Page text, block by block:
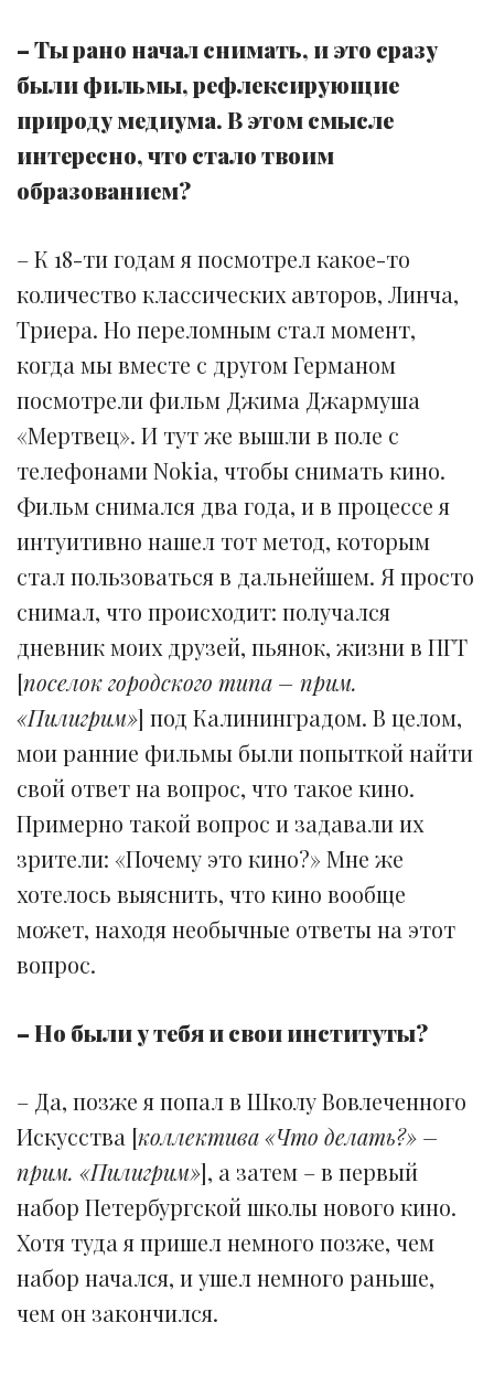
– Ты рано начал снимать, и это сразу
были фильмы, рефлексирующие
природу медиума. В этом смысле
интересно, что стало твоим
образованием?
– К 18-ти годам я посмотрел какое-то
количество классических авторов, Линча,
Триера. Но переломным стал момент,
когда мы вместе с другом Германом
посмотрели фильм Джима Джармуша
«Мертвец». И тут же вышли в поле с
телефонами Nokia, чтобы снимать кино.
Фильм снимался два года, и в процессе я
интуитивно нашел тот метод, которым
стал пользоваться в дальнейшем. Я просто
снимал, что происходит: получался
дневник моих друзей, пьянок, жизни в ПГТ
[поселок городского типа – прим.
«Пилигрим»] под Калининградом. В целом,
мои ранние фильмы были попыткой найти
свой ответ на вопрос, что такое кино.
Примерно такой вопрос и задавали их
зрители: «Почему это кино?» Мне же
хотелось выяснить, что кино вообще
может, находя необычные ответы на этот
вопрос.
– Но были у тебя и свои институты?
– Да, позже я попал в Школу Вовлеченного
Искусства [коллектива «Что делать?» –
прим. «Пилигрим»], а затем – в первый
набор Петербургской школы нового кино.
Хотя туда я пришел немного позже, чем
набор начался, и ушел немного раньше,
чем он закончился.